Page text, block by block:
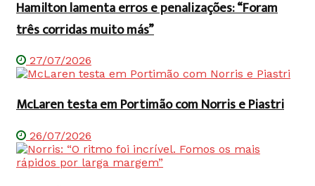
Hamilton lamenta erros e penalizações: “Foram
três corridas muito más”
27/07/2026
McLaren testa em Portimão com Norris e Piastri
26/07/2026